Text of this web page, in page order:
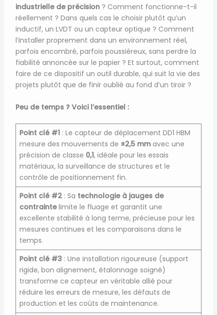
industrielle de précision? Comment fonctionne-t-il
réellement ? Dans quels cas le choisir plutôt qu’un
inductif, un LVDT ou un capteur optique ? Comment
l’installer proprement dans un environnement réel,
parfois encombré, parfois poussiéreux, sans perdre la
fiabilité annoncée sur le papier ? Et surtout, comment
faire de ce dispositif un outil durable, qui suit la vie des
projets plutôt que de finir oublié au fond d’un tiroir ?
Peu de temps ? Voici l’essentiel :
Point clé #1: Le capteur de déplacement DD1 HBM
mesure des mouvements de ±2,5 mmavec une
précision de classe 0,1, idéale pour les essais
matériaux, la surveillance de structures et le
contrôle de positionnement fin.
Point clé #2: Sa technologie à jauges de
contraintelimite le fluage et garantit une
excellente stabilité à long terme, précieuse pour les
mesures continues et les comparaisons dans le
temps.
Point clé #3 : Une installation rigoureuse (support
rigide, bon alignement, étalonnage soigné)
transforme ce capteur en véritable allié pour
réduire les erreurs de mesure, les défauts de
production et les coûts de maintenance.